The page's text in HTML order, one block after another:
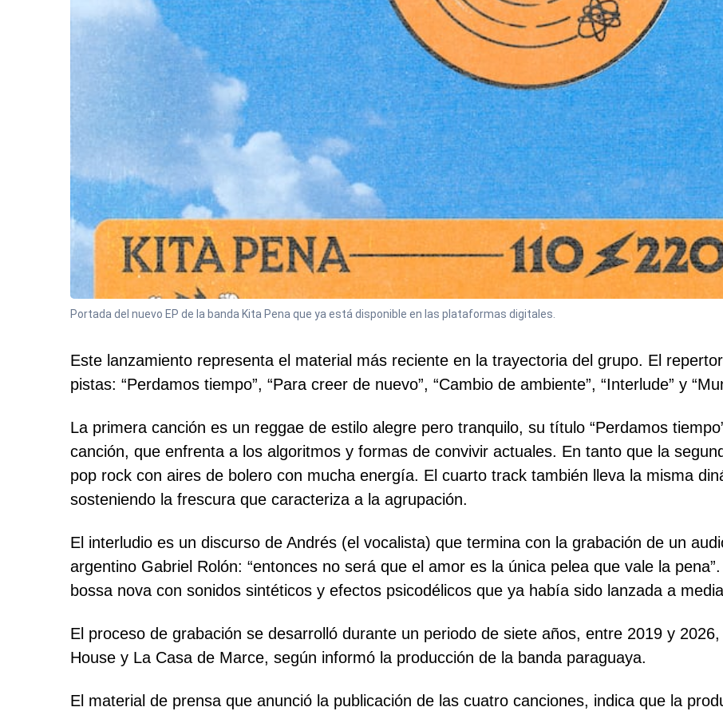
Portada del nuevo EP de la banda Kita Pena que ya está disponible en las plataformas digitales.
Este lanzamiento representa el material más reciente en la trayectoria del grupo. El
pistas: “Perdamos tiempo”, “Para creer de nuevo”, “Cambio de ambiente”, “Interlude” y
La primera canción es un reggae de estilo alegre pero tranquilo, su título “Perdamos
canción, que enfrenta a los algoritmos y formas de convivir actuales. En tanto que la
pop rock con aires de bolero con mucha energía. El cuarto track también lleva la misma
sosteniendo la frescura que caracteriza a la agrupación.
El interludio es un discurso de Andrés (el vocalista) que termina con la grabación de un
argentino Gabriel Rolón: “entonces no será que el amor es la única pelea que vale la
bossa nova con sonidos sintéticos y efectos psicodélicos que ya había sido lanzada a
El proceso de grabación se desarrolló durante un periodo de siete años, entre 2019 y
House y La Casa de Marce, según informó la producción de la banda paraguaya.
El material de prensa que anunció la publicación de las cuatro canciones, indica que la